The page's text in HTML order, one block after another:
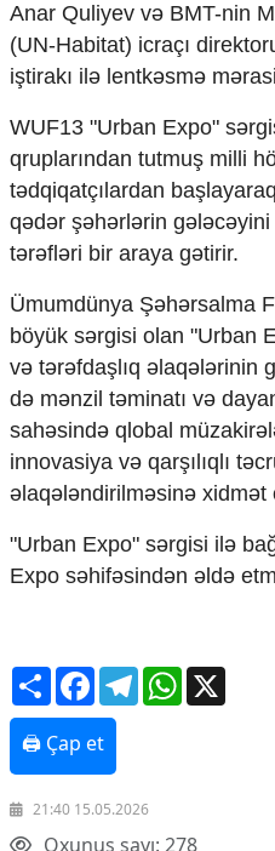
Anar Quliyev və BMT-nin
(UN-Habitat) icraçı
iştirakı ilə lentkəsmə
WUF13 "Urban Expo"
qruplarından tutmuş milli
tədqiqatçılardan
qədər şəhərlərin
tərəfləri bir araya gətirir.
Ümumdünya Şəhərsalma
böyük sərgisi olan "Urban
və tərəfdaşlıq əlaqələrinin
də mənzil təminatı və
sahəsində qlobal
innovasiya və qarşılıqlı
əlaqələndirilməsinə xidmət
"Urban Expo" sərgisi ilə
Expo səhifəsindən əldə
ShareFacebookTelegramWhatsApp
🖨 Çap et
21:40 15.05.2026
Oxunuş sayı: 278